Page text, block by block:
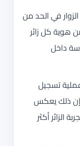
في الحد من
هوية كل زائر
داخل
تسجيل
ذلك يعكس
الزائر أكثر